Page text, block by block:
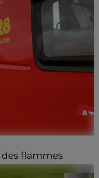
flammes